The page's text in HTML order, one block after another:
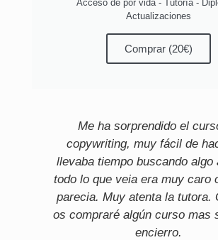
Acceso de por vida - Tutoría -
Actualizaciones
Comprar (20€)
Me ha sorprendido el
copywriting, muy fácil de
llevaba tiempo buscando algo
todo lo que veia era muy caro
parecia. Muy atenta la tutora.
os compraré algún curso mas
encierro.